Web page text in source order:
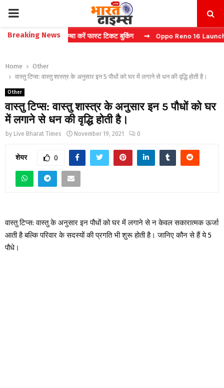
PRIMARY
MENU
Breaking News
बिना कैप्चा करें फास्ट टिकट बुकिंग ⇝ Oppo Reno 16 Launch: 2
Home
Other
वास्तु टिप्स: वास्तु शास्त्र के अनुसार इन 5 पौधों को घर में लगाने से धन की वृद्धि होती है।
Other
वास्तु टिप्स: वास्तु शास्त्र के अनुसार इन 5 पौधों को घर
में लगाने से धन की वृद्धि होती है।
by Live Bharat Times November 19, 2021 0
शेयर 0
वास्तु टिप्स: वास्तु के अनुसार इन पौधों को घर में लगाने से न केवल सकारात्मक ऊर्जा
आती है बल्कि परिवार के सदस्यों की प्रगति भी शुरू होती है। जानिए कौन से हैं ये 5
पौधे।